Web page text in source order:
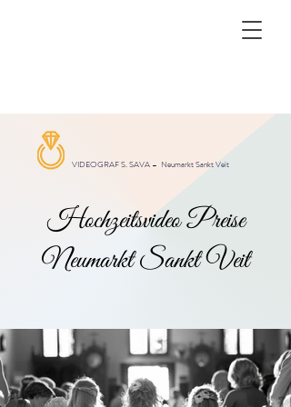
VIDEOGRAF S. SAVA – Neumarkt Sankt Veit
Hochzeitsvideo Preise
Neumarkt Sankt Veit